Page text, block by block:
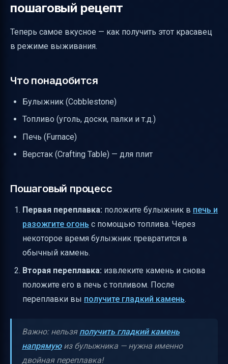
пошаговый рецепт
Теперь самое вкусное — как получить этот красавец
в режиме выживания.
Что понадобится
Булыжник (Cobblestone)
Топливо (уголь, доски, палки и т.д.)
Печь (Furnace)
Верстак (Crafting Table) — для плит
Пошаговый процесс
Первая переплавка: положите булыжник в печь и
разожгите огонь с помощью топлива. Через
некоторое время булыжник превратится в
обычный камень.
Вторая переплавка: извлеките камень и снова
положите его в печь с топливом. После
переплавки вы получите гладкий камень.
Важно: нельзя получить гладкий камень
напрямуюиз булыжника — нужна именно
двойная переплавка!